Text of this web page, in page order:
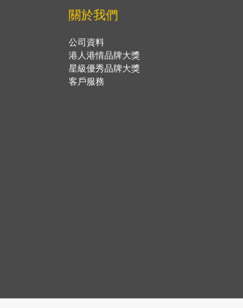
關於我們
公司資料
港人港情品牌大獎
星級優秀品牌大獎
客戶服務